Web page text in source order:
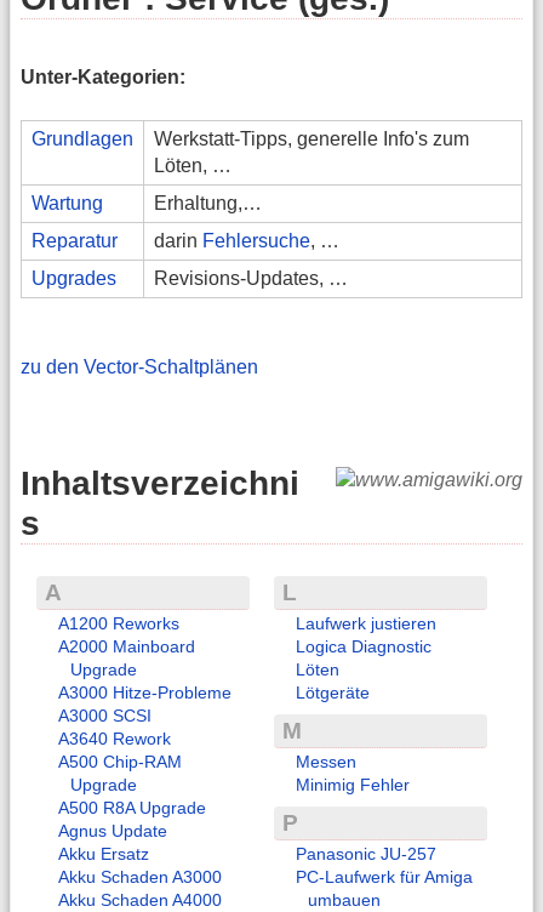
Unter-Kategorien:
Grundlagen
Werkstatt-Tipps, generelle Info's zum
Löten, …
Wartung
Erhaltung,…
Reparatur
darin Fehlersuche, …
Upgrades
Revisions-Updates, …
zu den Vector-Schaltplänen
Inhaltsverzeichni
s
A
A1200 Reworks
A2000 Mainboard
Upgrade
A3000 Hitze-Probleme
A3000 SCSI
A3640 Rework
A500 Chip-RAM
Upgrade
A500 R8A Upgrade
Agnus Update
Akku Ersatz
Akku Schaden A3000
Akku Schaden A4000
L
Laufwerk justieren
Logica Diagnostic
Löten
Lötgeräte
M
Messen
Minimig Fehler
P
Panasonic JU-257
PC-Laufwerk für Amiga
umbauen